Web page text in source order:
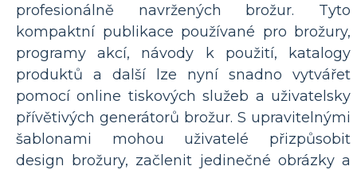
profesionálně navržených brožur. Tyto
kompaktní publikace používané pro brožury,
programy akcí, návody k použití, katalogy
produktů a další lze nyní snadno vytvářet
pomocí online tiskových služeb a uživatelsky
přívětivých generátorů brožur. S upravitelnými
šablonami mohou uživatelé přizpůsobit
design brožury, začlenit jedinečné obrázky a